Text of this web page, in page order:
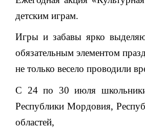
детским играм.
Игры и забавы ярко
обязательным элементом
не только весело проводили
С 24 по 30 июля школьники
Республики Мордовия,
областей,